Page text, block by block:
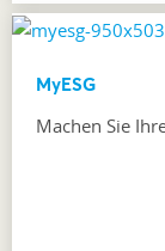
MyESG
Machen Sie